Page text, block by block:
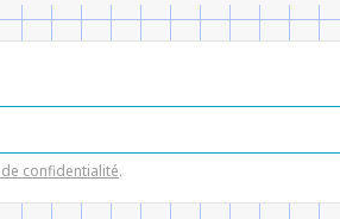
confidentialité.